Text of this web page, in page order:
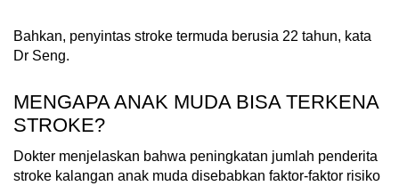
Bahkan, penyintas stroke termuda berusia 22 tahun, kata
Dr Seng.
MENGAPA ANAK MUDA BISA TERKENA
STROKE?
Dokter menjelaskan bahwa peningkatan jumlah penderita
stroke kalangan anak muda disebabkan faktor-faktor risiko